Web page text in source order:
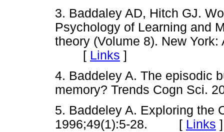
3. Baddaley AD, Hitch GJ.
Psychology of Learning and
theory (Volume 8). New
[ Links ]
4. Baddeley A. The episodic
memory? Trends Cogn
5. Baddeley A. Exploring the
1996;49(1):5-28. [ Links ]